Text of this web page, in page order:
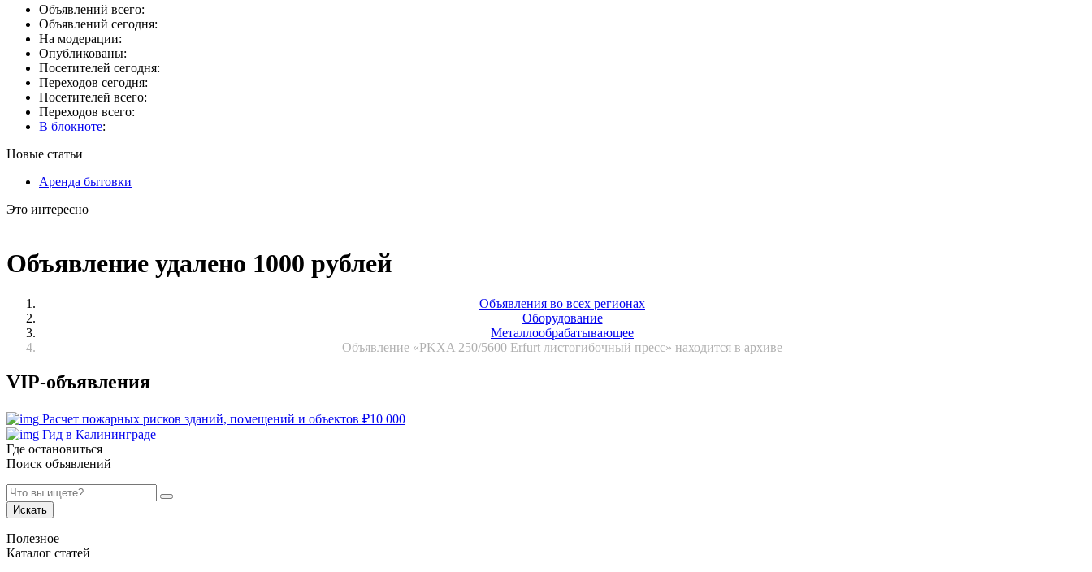
Объявлений всего:
Объявлений сегодня:
На модерации:
Опубликованы:
Посетителей сегодня:
Переходов сегодня:
Посетителей всего:
Переходов всего:
В блокноте:
Новые статьи
Аренда бытовки
Это интересно
Объявление удалено 1000 рублей
Объявления во всех регионах
Оборудование
Металлообрабатывающее
Объявление «PKXA 250/5600 Erfurt листогибочный пресс» находится в архиве
VIP-объявления
Расчет пожарных рисков зданий, помещений и объектов ₽10 000
Гид в Калининграде
Где остановиться
Поиск объявлений
Искать
Полезное
Каталог статей